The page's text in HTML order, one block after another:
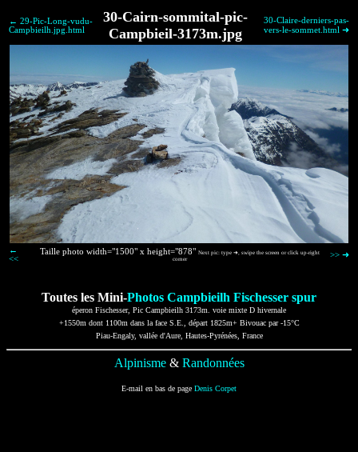
← 29-Pic-Long-vudu-
Campbieilh.jpg.html
30-Cairn-sommital-pic-
Campbieil-3173m.jpg
30-Claire-derniers-pas-
vers-le-sommet.html ➜
←
<<
Taille photo width="1500" x height="878" Next pic: type ➜, swipe the screen or click up-right
corner
>> ➜
Toutes les Mini-Photos Campbieilh Fischesser spur
éperon Fischesser, Pic Campbieilh 3173m. voie mixte D hivernale
+1550m dont 1100m dans la face S.E., départ 1825m+ Bivouac par -15°C
Piau-Engaly, vallée d'Aure, Hautes-Pyrénées, France
Alpinisme& Randonnées
E-mail en bas de page Denis Corpet